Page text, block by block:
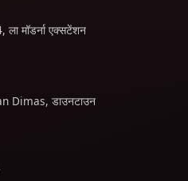
ला मॉडर्ना एक्सटेंशन
Dimas, डाउनटाउन